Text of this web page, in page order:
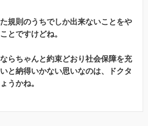
規則のうちでしか出来ないことをや
とですけどね。
らちゃんと約束どおり社会保障を充
と納得いかない思いなのは、ドクタ
うかね。